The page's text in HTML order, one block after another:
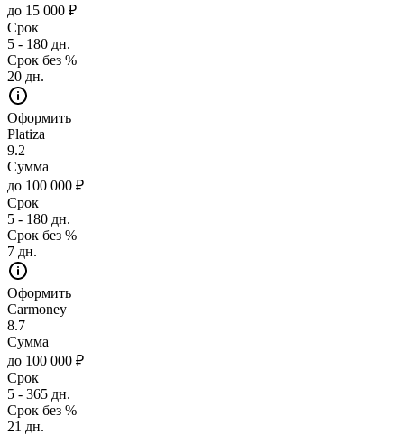
до 15 000 ₽
Срок
5 - 180 дн.
Срок без %
20 дн.
Оформить
Platiza
9.2
Сумма
до 100 000 ₽
Срок
5 - 180 дн.
Срок без %
7 дн.
Оформить
Carmoney
8.7
Сумма
до 100 000 ₽
Срок
5 - 365 дн.
Срок без %
21 дн.